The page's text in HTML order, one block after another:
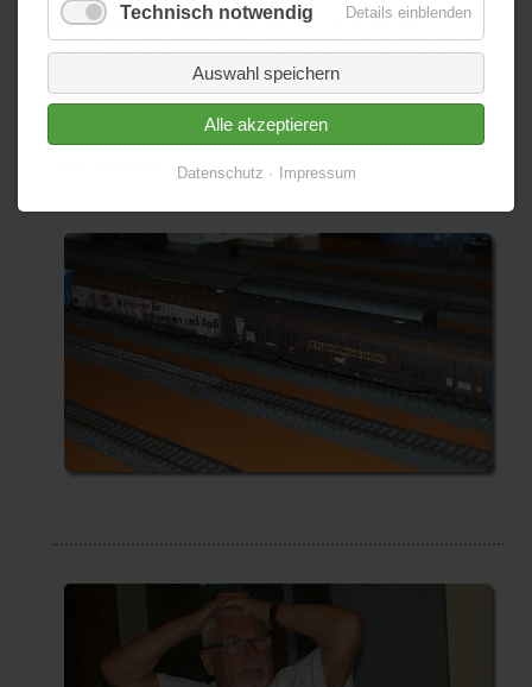
Augenschmaus (Märklin 36194 von 2016 mit mfx -
Decoder). Leider sind auch bei diesem Modell wieder die
Pantographen ohne Funktion.
Modelle eines Abends erwähnen. Ich hoffe meine Auswahl
kann trotzdem einigermaßen erfreuen.
Technisch notwendig Details einblenden
Auswahl speichern
Alle akzeptieren
Datenschutz Impressum